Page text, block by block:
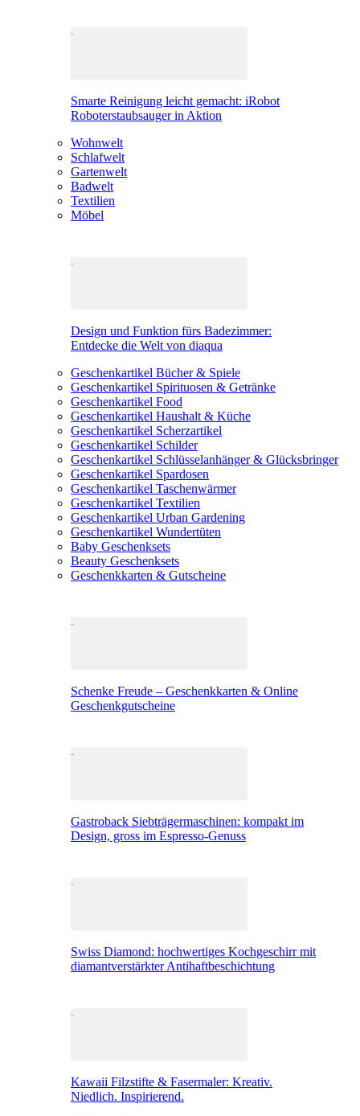
Smarte Reinigung leicht gemacht: iRobot
Roboterstaubsauger in Aktion
Wohnwelt
Schlafwelt
Gartenwelt
Badwelt
Textilien
Möbel
Design und Funktion fürs Badezimmer:
Entdecke die Welt von diaqua
Geschenkartikel Bücher & Spiele
Geschenkartikel Spirituosen & Getränke
Geschenkartikel Food
Geschenkartikel Haushalt & Küche
Geschenkartikel Scherzartikel
Geschenkartikel Schilder
Geschenkartikel Schlüsselanhänger & Glücksbringer
Geschenkartikel Spardosen
Geschenkartikel Taschenwärmer
Geschenkartikel Textilien
Geschenkartikel Urban Gardening
Geschenkartikel Wundertüten
Baby Geschenksets
Beauty Geschenksets
Geschenkkarten & Gutscheine
Schenke Freude – Geschenkkarten & Online
Geschenkgutscheine
Gastroback Siebträgermaschinen: kompakt im
Design, gross im Espresso-Genuss
Swiss Diamond: hochwertiges Kochgeschirr mit
diamantverstärkter Antihaftbeschichtung
Kawaii Filzstifte & Fasermaler: Kreativ.
Niedlich. Inspirierend.